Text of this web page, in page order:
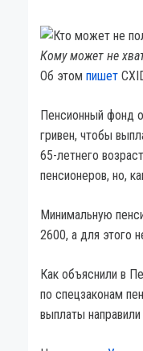
Кому может не
Об этом пишет
Пенсионный фонд
гривен, чтобы
65-летнего
пенсионеров, но,
Минимальную
2600, а для этого
Как объяснили в
по спецзаконам
выплаты